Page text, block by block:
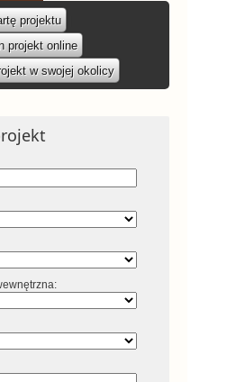
projektu
projekt online
w swojej okolicy